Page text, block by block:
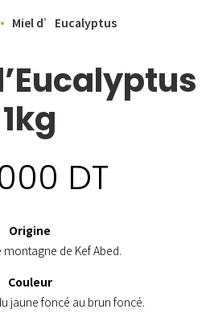
Miel d’Eucalyptus
1kg
DT
Origine
montagne de Kef Abed.
Couleur
jaune foncé au brun foncé.